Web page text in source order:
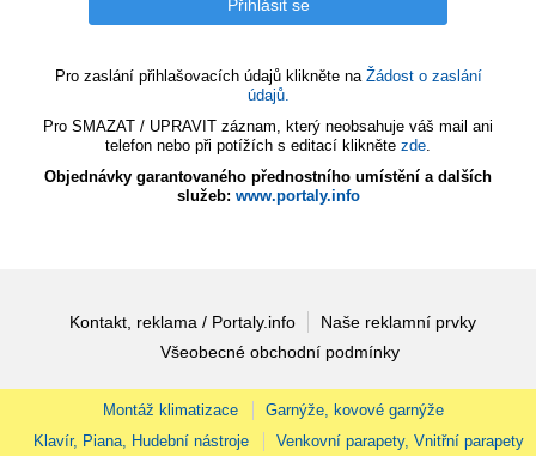
Pro zaslání přihlašovacích údajů klikněte na Žádost o zaslání
údajů.
Pro SMAZAT / UPRAVIT záznam, který neobsahuje váš mail ani
telefon nebo při potížích s editací klikněte zde.
Objednávky garantovaného přednostního umístění a dalších
služeb: www.portaly.info
Kontakt, reklama / Portaly.info
Naše reklamní prvky
Všeobecné obchodní podmínky
Montáž klimatizace
Garnýže, kovové garnýže
Klavír, Piana, Hudební nástroje
Venkovní parapety, Vnitřní parapety